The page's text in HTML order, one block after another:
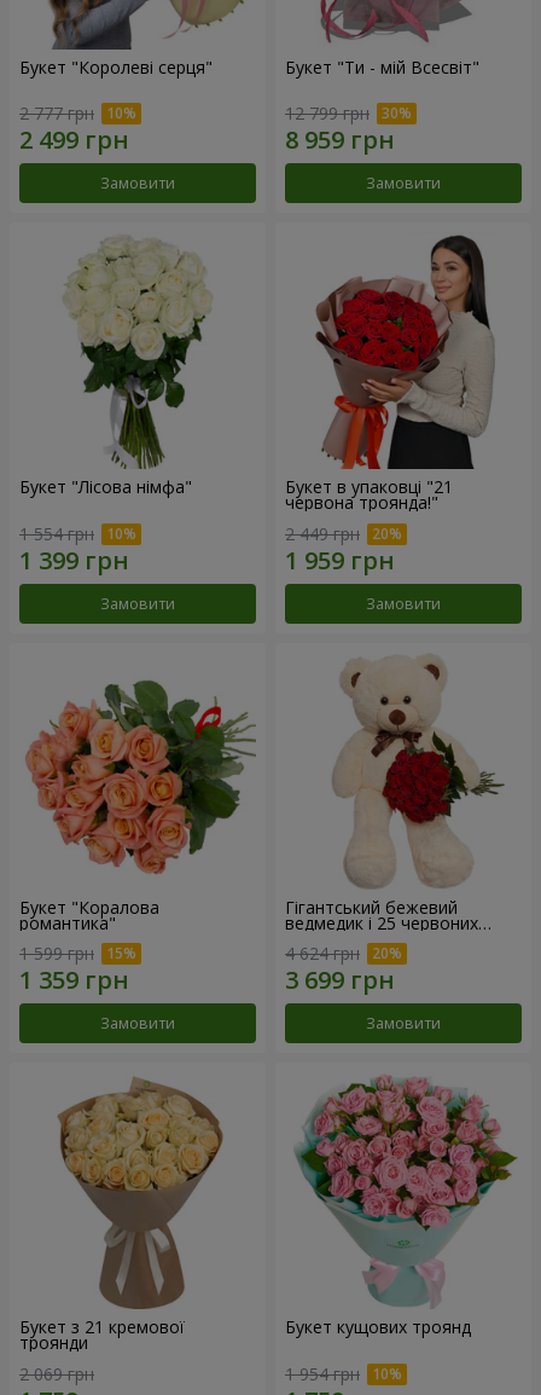
Букет "Королеві серця"
2 777 грн
Замовити
Букет "Ти - мій Всесвіт"
12 799 грн
Замовити
Букет "Лісова німфа"
1 554 грн
Замовити
Букет в упаковці "21
червона троянда!"
2 449 грн
Замовити
Букет "Коралова
романтика"
1 599 грн
Замовити
Гігантський бежевий
ведмедик і 25 червоних
троянд
4 624 грн
Замовити
Букет з 21 кремової
троянди
2 069 грн
Букет кущових троянд
1 954 грн